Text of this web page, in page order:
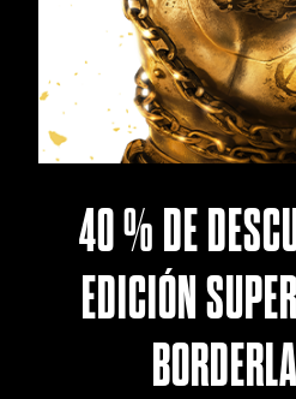
40 % DE
EDICIÓN